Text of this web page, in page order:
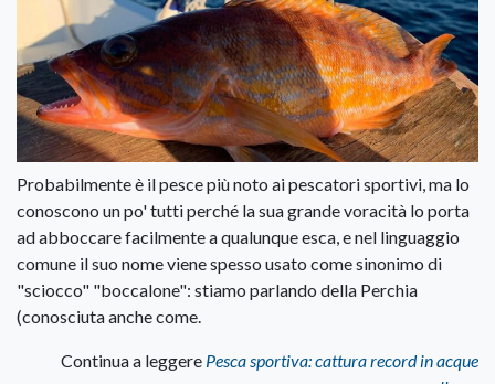
Probabilmente è il pesce più noto ai pescatori sportivi, ma lo
conoscono un po' tutti perché la sua grande voracità lo porta
ad abboccare facilmente a qualunque esca, e nel linguaggio
comune il suo nome viene spesso usato come sinonimo di
"sciocco" "boccalone": stiamo parlando della Perchia
(conosciuta anche come.
Continua a leggere Pesca sportiva: cattura record in acque